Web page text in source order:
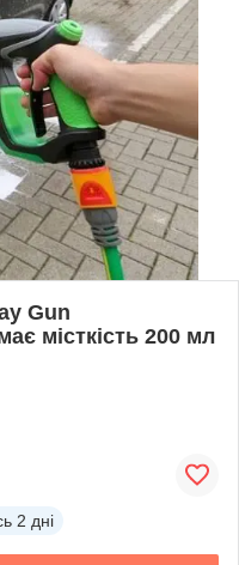
Gun
місткість 200 мл
2 дні